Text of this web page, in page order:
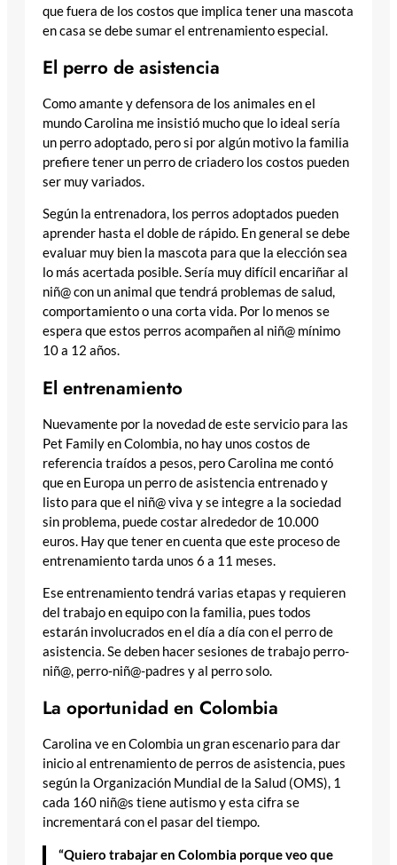
que fuera de los costos que implica tener una mascota
en casa se debe sumar el entrenamiento especial.
El perro de asistencia
Como amante y defensora de los animales en el
mundo Carolina me insistió mucho que lo ideal sería
un perro adoptado, pero si por algún motivo la familia
prefiere tener un perro de criadero los costos pueden
ser muy variados.
Según la entrenadora, los perros adoptados pueden
aprender hasta el doble de rápido. En general se debe
evaluar muy bien la mascota para que la elección sea
lo más acertada posible. Sería muy difícil encariñar al
niñ@ con un animal que tendrá problemas de salud,
comportamiento o una corta vida. Por lo menos se
espera que estos perros acompañen al niñ@ mínimo
10 a 12 años.
El entrenamiento
Nuevamente por la novedad de este servicio para las
Pet Family en Colombia, no hay unos costos de
referencia traídos a pesos, pero Carolina me contó
que en Europa un perro de asistencia entrenado y
listo para que el niñ@ viva y se integre a la sociedad
sin problema, puede costar alrededor de 10.000
euros. Hay que tener en cuenta que este proceso de
entrenamiento tarda unos 6 a 11 meses.
Ese entrenamiento tendrá varias etapas y requieren
del trabajo en equipo con la familia, pues todos
estarán involucrados en el día a día con el perro de
asistencia. Se deben hacer sesiones de trabajo perro-
niñ@, perro-niñ@-padres y al perro solo.
La oportunidad en Colombia
Carolina ve en Colombia un gran escenario para dar
inicio al entrenamiento de perros de asistencia, pues
según la Organización Mundial de la Salud (OMS), 1
cada 160 niñ@s tiene autismo y esta cifra se
incrementará con el pasar del tiempo.
“Quiero trabajar en Colombia porque veo que